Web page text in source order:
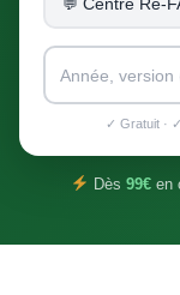
✓ Gratuit ·
Dès 99€ en